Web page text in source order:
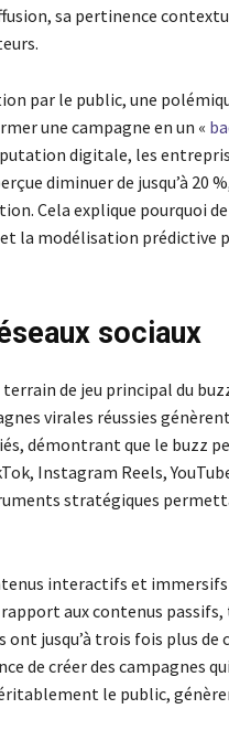
sa pertinence
par le public, une
une campagne en un «
digitale, les
diminuer de jusqu’à 20
Cela explique pourquoi
la modélisation prédictive
sociaux
de jeu principal du
virales réussies
démontrant que le buzz
Instagram Reels,
stratégiques
interactifs et immersifs
aux contenus passifs,
jusqu’à trois fois plus de
de créer des campagnes
le public,